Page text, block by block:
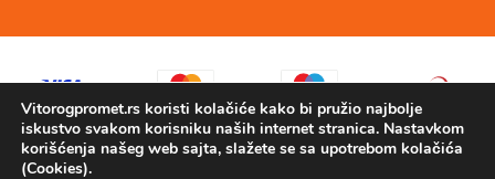
Vitorogpromet.rs koristi kolačiće kako bi pružio najbolje
iskustvo svakom korisniku naših internet stranica. Nastavkom
korišćenja našeg web sajta, slažete se sa upotrebom kolačića
(Cookies).